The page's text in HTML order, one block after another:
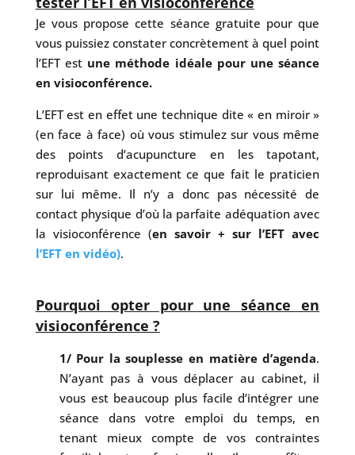
Je vous propose cette séance gratuite pour que
vous puissiez constater concrètement à quel point
l’EFT est une méthode idéale pour une séance
en visioconférence.
L’EFT est en effet une technique dite « en miroir »
(en face à face) où vous stimulez sur vous même
des points d’acupuncture en les tapotant,
reproduisant exactement ce que fait le praticien
sur lui même. Il n’y a donc pas nécessité de
contact physique d’où la parfaite adéquation avec
la visioconférence (en savoir + sur l’EFT avec
l’EFT en vidéo).
Pourquoi opter pour une séance en
visioconférence ?
1/ Pour la souplesse en matière d’agenda.
N’ayant pas à vous déplacer au cabinet, il
vous est beaucoup plus facile d’intégrer une
séance dans votre emploi du temps, en
tenant mieux compte de vos contraintes